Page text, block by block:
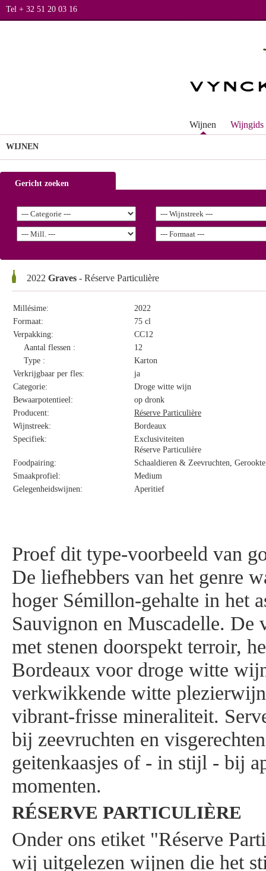
Tel + 32 51 20 03 16
Wijnen Wijngids
WIJNEN
Gericht zoeken
2022 Graves - Réserve Particulière
Millésime:
2022
Formaat:
75 cl
Verpakking:
CC12
Aantal flessen :
12
Type :
Karton
Verkrijgbaar per fles:
ja
Categorie:
Droge witte wijn
Bewaarpotentieel:
op dronk
Producent:
Réserve Particulière
Wijnstreek:
Bordeaux
Specifiek:
Exclusiviteiten
Réserve Particulière
Foodpairing:
Schaaldieren & Zeevruchten,
Smaakprofiel:
Medium
Gelegenheidswijnen:
Aperitief
Proef dit type-voorbeeld van
De liefhebbers van het genre
hoger Sémillon-gehalte in het
Sauvignon en Muscadelle. De
met stenen doorspekt terroir,
Bordeaux voor droge witte
verkwikkende witte
vibrant-frisse mineraliteit.
bij zeevruchten en
geitenkaasjes of - in stijl - bij
momenten.
RÉSERVE PARTICULIÈRE
Onder ons etiket "Réserve
wij uitgelezen wijnen die het